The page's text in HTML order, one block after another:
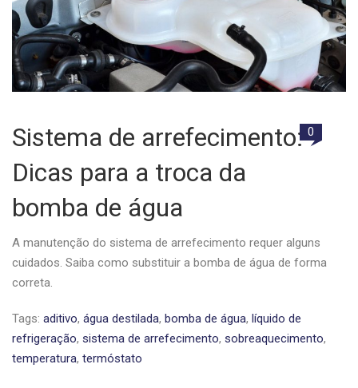
Sistema de arrefecimento:
Dicas para a troca da
bomba de água
0
A manutenção do sistema de arrefecimento requer alguns
cuidados. Saiba como substituir a bomba de água de forma
correta.
Tags: aditivo, água destilada, bomba de água, líquido de
refrigeração, sistema de arrefecimento, sobreaquecimento,
temperatura, termóstato